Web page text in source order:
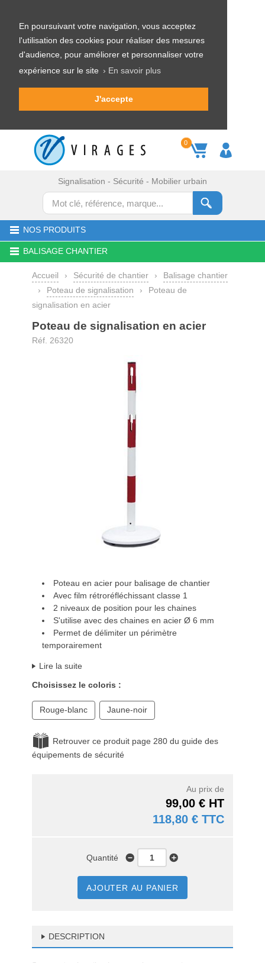
En poursuivant votre navigation, vous acceptez
l'utilisation des cookies pour réaliser des mesures
d'audience, pour améliorer et personnaliser votre
expérience sur le site › En savoir plus
J'accepte
0
Signalisation - Sécurité - Mobilier urbain
NOS PRODUITS
BALISAGE CHANTIER
Accueil › Sécurité de chantier ›
Balisage chantier
›
Poteau de signalisation ›
Poteau de
signalisation en acier
Poteau de signalisation en acier
Réf. 26320
Poteau en acier pour balisage de chantier
Avec film rétroréfléchissant classe 1
2 niveaux de position pour les chaines
S'utilise avec des chaines en acier Ø 6 mm
Permet de délimiter un périmètre
temporairement
Lire la suite
Choisissez le coloris :
Rouge-blanc Jaune-noir
Retrouver ce produit page 280 du guide des
équipements de sécurité
Au prix de
99,00 € HT
118,80 € TTC
Quantité
AJOUTER AU PANIER
DESCRIPTION